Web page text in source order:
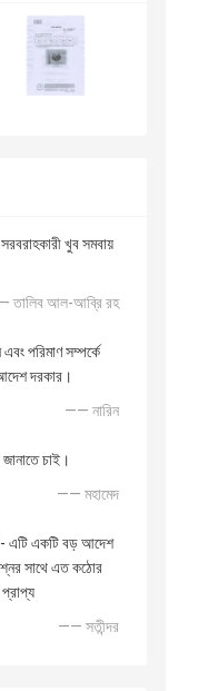
খুব সমবায়
তালিব আল-আব্রি রহ
পরিমাণ সম্পর্কে
দরকার।
—— নারিন
চাই।
—— মহামেদ
- এটি একটি বড় আদেশ
সাথে এত কঠোর
—— সতীন্দর